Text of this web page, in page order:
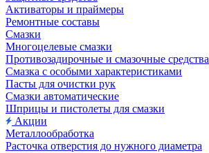
Активаторы и праймеры
Ремонтные составы
Смазки
Многоцелевые смазки
Противозадирочные и смазочные средства
Смазка с особыми характеристиками
Пасты для очистки рук
Смазки автоматические
Шприцы и пистолеты для смазки
Акции
Металлообработка
Расточка отверстия до нужного диаметра